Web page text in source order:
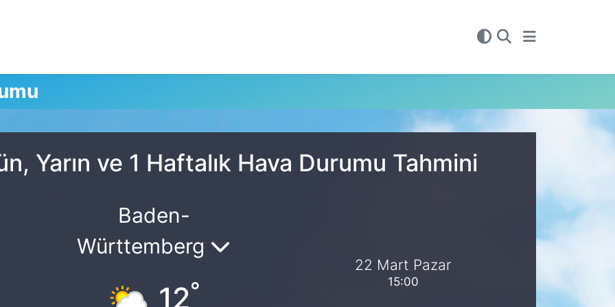
Yarın ve 1 Haftalık Hava Durumu Tahmini
Baden-
Württemberg
12°
22 Mart Pazar
15:00